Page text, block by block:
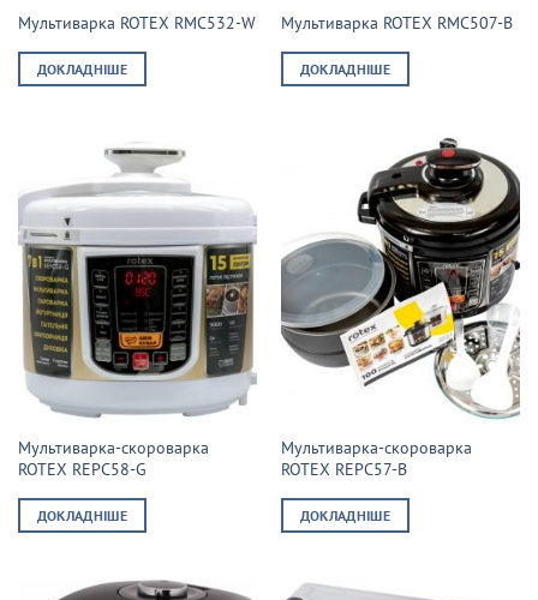
Мультиварка ROTEX RMC532-W
ДОКЛАДНІШЕ
Мультиварка ROTEX RMC507-B
ДОКЛАДНІШЕ
Мультиварка-скороварка
ROTEX REPC58-G
ДОКЛАДНІШЕ
Мультиварка-скороварка
ROTEX REPC57-B
ДОКЛАДНІШЕ